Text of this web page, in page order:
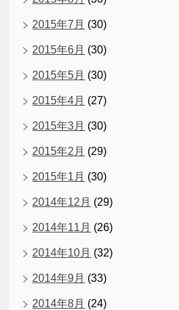
2015年7月 (30)
2015年6月 (30)
2015年5月 (30)
2015年4月 (27)
2015年3月 (30)
2015年2月 (29)
2015年1月 (30)
2014年12月 (29)
2014年11月 (26)
2014年10月 (32)
2014年9月 (33)
2014年8月 (24)